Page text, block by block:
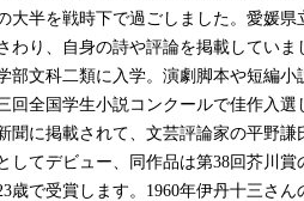
大半を戦時下で過ごしました。愛媛
わり、自身の詩や評論を掲載してい
部文科二類に入学。演劇脚本や短編小
回全国学生小説コンクールで佳作入
聞に掲載されて、文芸評論家の平野
してデビュー、同作品は第38回芥川
歳で受賞します。1960年伊丹十三さ